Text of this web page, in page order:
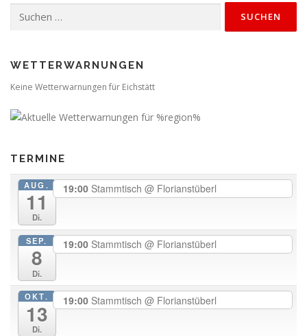
nach:
WETTERWARNUNGEN
Keine Wetterwarnungen für Eichstätt
TERMINE
AUG.
11
Di.
19:00 Stammtisch @ Florianstüberl
SEP.
8
Di.
19:00 Stammtisch @ Florianstüberl
OKT.
13
Di.
19:00 Stammtisch @ Florianstüberl